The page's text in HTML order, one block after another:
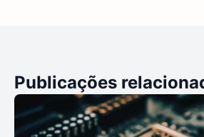
Publicações